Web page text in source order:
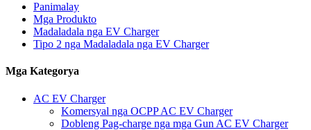
Panimalay
Mga Produkto
Madaladala nga EV Charger
Tipo 2 nga Madaladala nga EV Charger
Mga Kategorya
AC EV Charger
Komersyal nga OCPP AC EV Charger
Dobleng Pag-charge nga mga Gun AC EV Charger